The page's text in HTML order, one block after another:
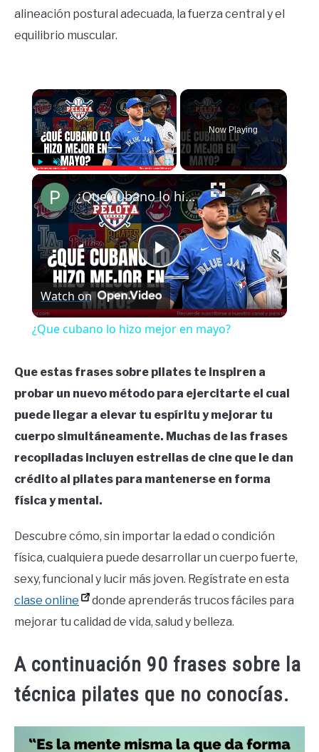
alineación postural adecuada, la fuerza central y el
equilibrio muscular.
×
Now Playing
×
Play
Video
¿Que cubano lo hizo mejor en mayo?
Watch on
¿Que cubano lo hizo mejor en mayo?
Que estas frases sobre pilates te inspiren a
probar un nuevo método para ejercitarte el cual
puede llegar a elevar tu espíritu y mejorar tu
cuerpo simultáneamente. Muchas de las frases
recopiladas incluyen estrellas de cine que le dan
crédito al pilates para mantenerse en forma
física y mental.
Descubre cómo, sin importar la edad o condición
física, cualquiera puede desarrollar un cuerpo fuerte,
sexy, funcional y lucir más joven. Regístrate en esta
clase online
donde aprenderás trucos fáciles para
mejorar tu calidad de vida, salud y belleza.
A continuación 90 frases sobre la
técnica pilates que no conocías.